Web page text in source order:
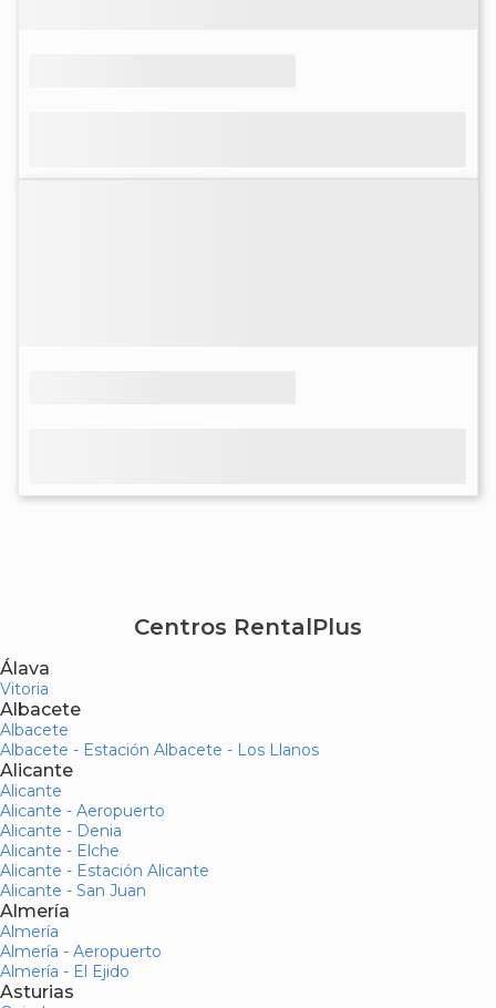
Centros RentalPlus
Álava
Vitoria
Albacete
Albacete
Albacete - Estación Albacete - Los Llanos
Alicante
Alicante
Alicante - Aeropuerto
Alicante - Denia
Alicante - Elche
Alicante - Estación Alicante
Alicante - San Juan
Almería
Almería
Almería - Aeropuerto
Almería - El Ejido
Asturias